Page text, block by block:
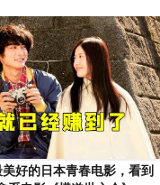
美好的日本青春电影，看到